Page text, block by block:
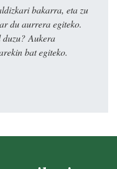
bakarra, eta zu
du aurrera egiteko.
Aukera
bat egiteko.